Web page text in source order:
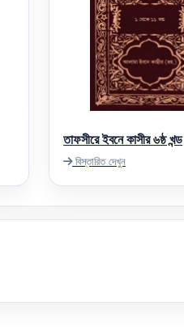
তাফসীরে ইবনে কাসীর ৬ষ্ঠ খন্ড
বিস্তারিত দেখুন